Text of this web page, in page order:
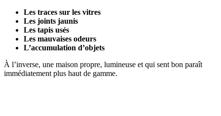
Les traces sur les vitres
Les joints jaunis
Les tapis usés
Les mauvaises odeurs
L’accumulation d’objets
À l’inverse, une maison propre, lumineuse et qui sent bon paraît
immédiatement plus haut de gamme.